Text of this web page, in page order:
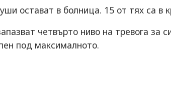
остават в болница. 15 от тях са в
четвърто ниво на тревога за
под максималното.